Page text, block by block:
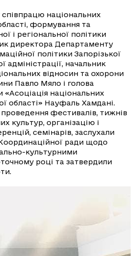
національних
формування та
і регіональної політики
директора Департаменту
політики Запорізької
адміністрації, начальник
відносин та охорони
Павло Мяло і голова
«Асоціація національних
області» Науфаль Хамдані.
фестивалів, тижнів
культур, організацію і
семінарів, заслухали
ради щодо
культурними
році та затвердили